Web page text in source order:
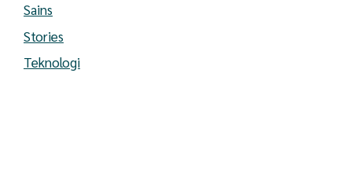
Sains
Stories
Teknologi